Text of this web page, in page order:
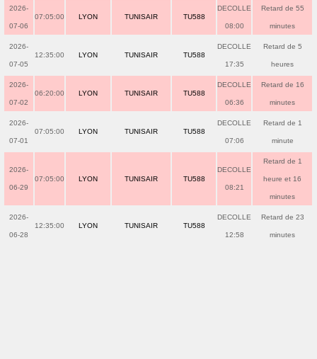
2026-
07-06
07:05:00 LYON TUNISAIR TU588
DECOLLE
08:00
Retard de 55
minutes
2026-
07-05
12:35:00 LYON TUNISAIR TU588
DECOLLE
17:35
Retard de 5
heures
2026-
07-02
06:20:00 LYON TUNISAIR TU588
DECOLLE
06:36
Retard de 16
minutes
2026-
07-01
07:05:00 LYON TUNISAIR TU588
DECOLLE
07:06
Retard de 1
minute
2026-
06-29
07:05:00 LYON TUNISAIR TU588
DECOLLE
08:21
Retard de 1
heure et 16
minutes
2026-
06-28
12:35:00 LYON TUNISAIR TU588
DECOLLE
12:58
Retard de 23
minutes